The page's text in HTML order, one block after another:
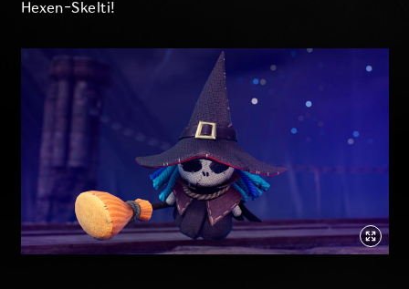
Hexen-Skelti!